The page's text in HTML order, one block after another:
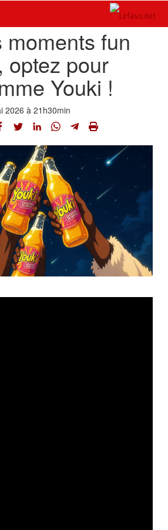
moments fun
optez pour
Youki !
2026 à 21h30min